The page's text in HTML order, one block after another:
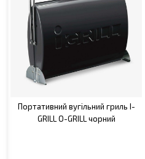
Портативний вугільний гриль I-
GRILL O-GRILL чорний